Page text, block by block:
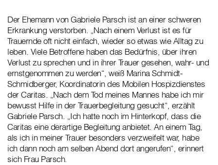
Der Ehemann von Gabriele Parsch ist an einer schweren
Erkrankung verstorben. „Nach einem Verlust ist es für
Trauernde oft nicht einfach, wieder so etwas wie Alltag zu
leben. Viele Betroffene haben das Bedürfnis, über ihren
Verlust zu sprechen und in ihrer Trauer gesehen, wahr- und
ernstgenommen zu werden“, weiß Marina Schmidt-
Schmidberger, Koordinatorin des Mobilen Hospizdienstes
der Caritas. „Nach dem Tod meines Mannes habe ich mir
bewusst Hilfe in der Trauerbegleitung gesucht“, erzählt
Gabriele Parsch. „Ich hatte noch im Hinterkopf, dass die
Caritas eine derartige Begleitung anbietet. An einem Tag,
als ich in meiner Trauer besonders verzweifelt war, habe
ich dann noch am selben Abend dort angerufen“, erinnert
sich Frau Parsch.